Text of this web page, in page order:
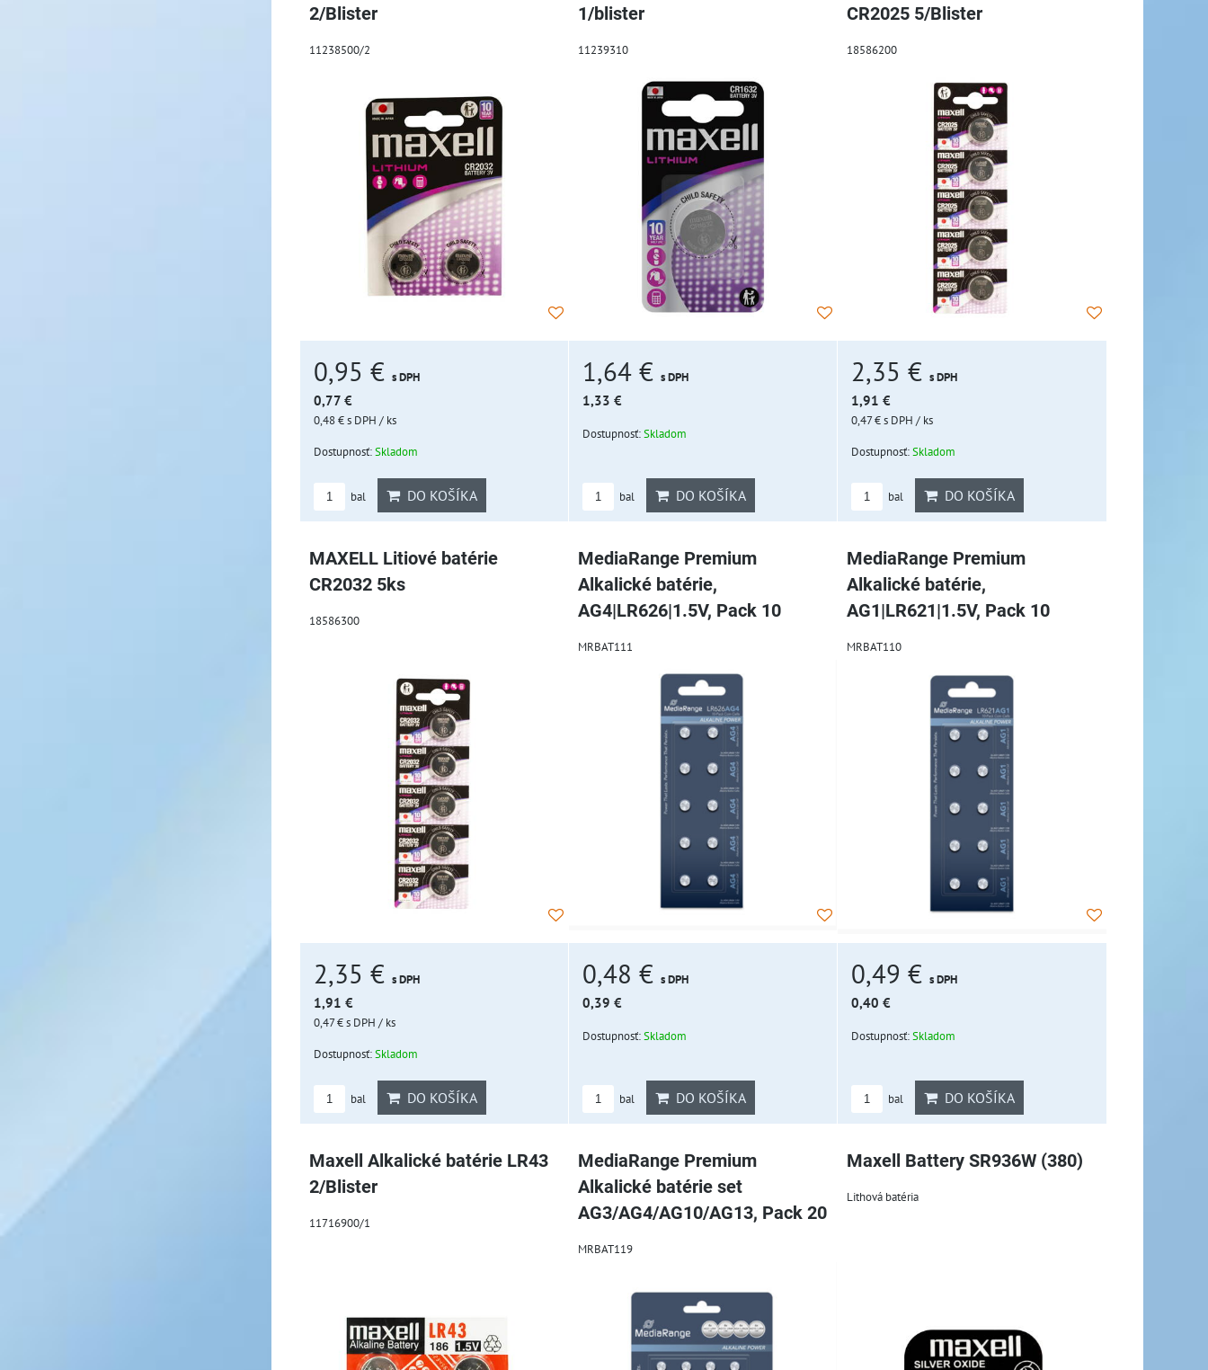
2/Blister
11238500/2
0,95 € s DPH
0,77 €
0,48 €s DPH / ks
Dostupnosť:Skladom
bal DO KOŠÍKA
1/blister
11239310
1,64 € s DPH
1,33 €
Dostupnosť:Skladom
bal DO KOŠÍKA
CR2025 5/Blister
18586200
2,35 €s DPH
1,91 €
0,47 €s DPH / ks
Dostupnosť:Skladom
bal DO KOŠÍKA
MAXELL Litiové batérie
CR2032 5ks
18586300
2,35 € s DPH
1,91 €
0,47 €s DPH / ks
Dostupnosť:Skladom
bal DO KOŠÍKA
MediaRange Premium
Alkalické batérie,
AG4|LR626|1.5V, Pack 10
MRBAT111
0,48 € s DPH
0,39 €
Dostupnosť:Skladom
bal DO KOŠÍKA
MediaRange Premium
Alkalické batérie,
AG1|LR621|1.5V, Pack 10
MRBAT110
0,49 €s DPH
0,40 €
Dostupnosť:Skladom
bal DO KOŠÍKA
Maxell Alkalické batérie LR43
2/Blister
11716900/1
MediaRange Premium
Alkalické batérie set
AG3/AG4/AG10/AG13, Pack 20
MRBAT119
Maxell Battery SR936W (380)
Lithová batéria